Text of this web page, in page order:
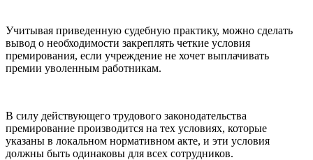
Учитывая приведенную судебную практику, можно сделать
вывод о необходимости закреплять четкие условия
премирования, если учреждение не хочет выплачивать
премии уволенным работникам.
В силу действующего трудового законодательства
премирование производится на тех условиях, которые
указаны в локальном нормативном акте, и эти условия
должны быть одинаковы для всех сотрудников.